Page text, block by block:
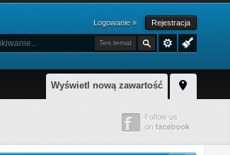
Logowanie » Rejestracja
Ten temat
Wyświetl nową zawartość